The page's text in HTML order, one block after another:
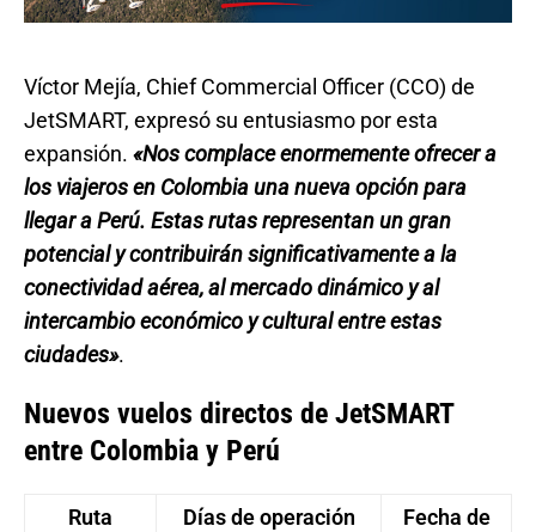
Víctor Mejía, Chief Commercial Officer (CCO) de
JetSMART, expresó su entusiasmo por esta
expansión. «Nos complace enormemente ofrecer a
los viajeros en Colombia una nueva opción para
llegar a Perú. Estas rutas representan un gran
potencial y contribuirán significativamente a la
conectividad aérea, al mercado dinámico y al
intercambio económico y cultural entre estas
ciudades».
Nuevos vuelos directos de JetSMART
entre Colombia y Perú
Ruta Días de operación
Fecha de